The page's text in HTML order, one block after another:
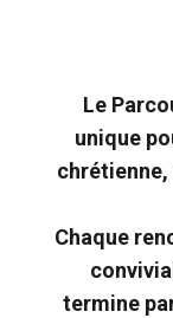
Le
unique
Chaque
termine